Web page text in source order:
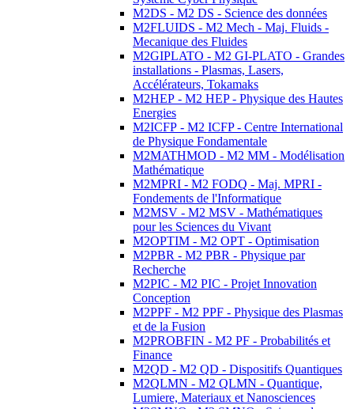
M2DS - M2 DS - Science des données
M2FLUIDS - M2 Mech - Maj. Fluids -
Mecanique des Fluides
M2GIPLATO - M2 GI-PLATO - Grandes
installations - Plasmas, Lasers,
Accélérateurs, Tokamaks
M2HEP - M2 HEP - Physique des Hautes
Energies
M2ICFP - M2 ICFP - Centre International
de Physique Fondamentale
M2MATHMOD - M2 MM - Modélisation
Mathématique
M2MPRI - M2 FODQ - Maj. MPRI -
Fondements de l'Informatique
M2MSV - M2 MSV - Mathématiques
pour les Sciences du Vivant
M2OPTIM - M2 OPT - Optimisation
M2PBR - M2 PBR - Physique par
Recherche
M2PIC - M2 PIC - Projet Innovation
Conception
M2PPF - M2 PPF - Physique des Plasmas
et de la Fusion
M2PROBFIN - M2 PF - Probabilités et
Finance
M2QD - M2 QD - Dispositifs Quantiques
M2QLMN - M2 QLMN - Quantique,
Lumiere, Materiaux et Nanosciences